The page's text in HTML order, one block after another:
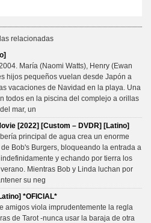
relacionadas
María (Naomi Watts), Henry (Ewan
hijos pequeños vuelan desde Japón a
vacaciones de Navidad en la playa. Una
todos en la piscina del complejo a orillas
del mar, un
[2022] [Custom – DVDR] [Latino]
principal de agua crea un enorme
Bob's Burgers, bloqueando la entrada a
y echando por tierra los
Mientras Bob y Linda luchan por
su neg
*OFICIAL*
amigos viola imprudentemente la regla
de Tarot -nunca usar la baraja de otra